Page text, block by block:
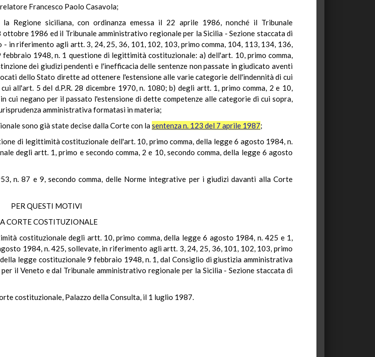
Francesco Paolo Casavola;
Regione siciliana, con ordinanza emessa il 22 aprile 1986, nonché il Tribunale
1986 ed il Tribunale amministrativo regionale per la Sicilia - Sezione staccata di
in riferimento agli artt. 3, 24, 25, 36, 101, 102, 103, primo comma, 104, 113, 134, 136,
1948, n. 1 questione di legittimità costituzionale: a) dell'art. 10, primo comma,
dei giudizi pendenti e l'inefficacia delle sentenze non passate in giudicato aventi
dello Stato dirette ad ottenere l'estensione alle varie categorie dell'indennità di cui
all'art. 5 del d.P.R. 28 dicembre 1970, n. 1080; b) degli artt. 1, primo comma, 2 e 10,
cui negano per il passato l'estensione di dette competenze alle categorie di cui sopra,
amministrativa formatasi in materia;
sono già state decise dalla Corte con lasentenza n. 123 del 7 aprile 1987;
di legittimità costituzionale dell'art. 10, primo comma, della legge 6 agosto 1984, n.
degli artt. 1, primo e secondo comma, 2 e 10, secondo comma, della legge 6 agosto
n. 87 e 9, secondo comma, delle Norme integrative per i giudizi davanti alla Corte
PER QUESTI MOTIVI
CORTE COSTITUZIONALE
costituzionale degli artt. 10, primo comma, della legge 6 agosto 1984, n. 425 e 1,
1984, n. 425, sollevate, in riferimento agli artt. 3, 24, 25, 36, 101, 102, 103, primo
legge costituzionale 9 febbraio 1948, n. 1, dal Consiglio di giustizia amministrativa
il Veneto e dal Tribunale amministrativo regionale per la Sicilia - Sezione staccata di
costituzionale, Palazzo della Consulta, il 1 luglio 1987.